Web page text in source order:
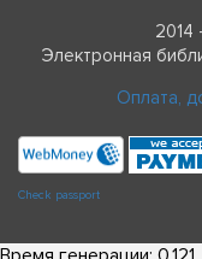
2014
Электронная
Оплата,
Check passport